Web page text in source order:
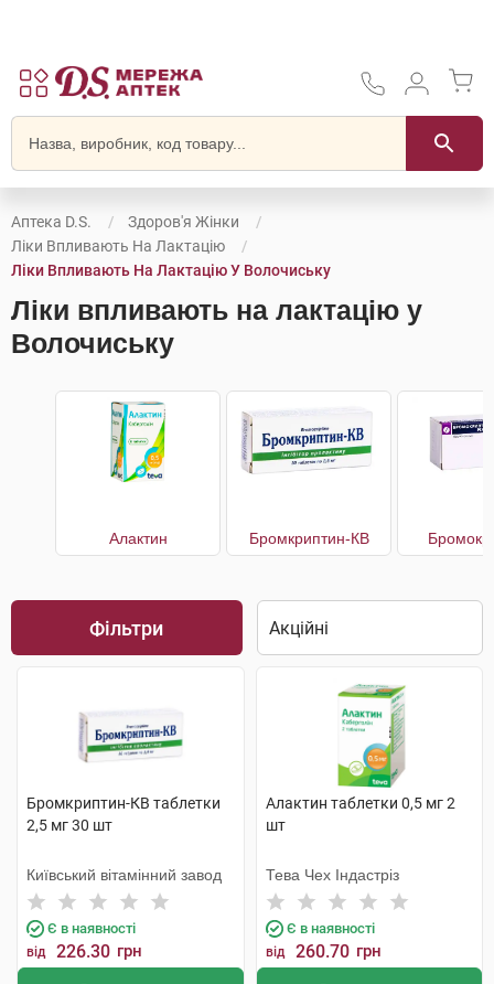
Аптека D.S.
Здоров'я Жінки
Ліки Впливають На Лактацію
Ліки Впливають На Лактацію У Волочиську
Ліки впливають на лактацію у
Волочиську
Алактин Бромкриптин-КВ
Фільтри
Бромкриптин-КВ таблетки
2,5 мг 30 шт
Київський вітамінний завод
Є в наявності
від 226.30 грн
Алактин таблетки 0,5 мг 2
шт
Тева Чех Індастріз
Є в наявності
від 260.70 грн